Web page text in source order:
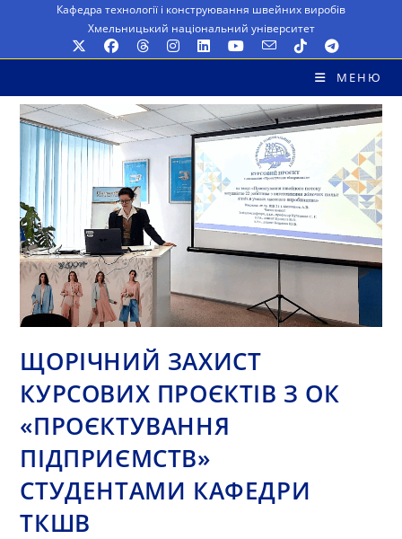
вмісту
Кафедра технології і конструювання швейних виробів
Хмельницький національний університет
МЕНЮ
ЩОРІЧНИЙ ЗАХИСТ
КУРСОВИХ ПРОЄКТІВ З ОК
«ПРОЄКТУВАННЯ
ПІДПРИЄМСТВ»
СТУДЕНТАМИ КАФЕДРИ
ТКШВ